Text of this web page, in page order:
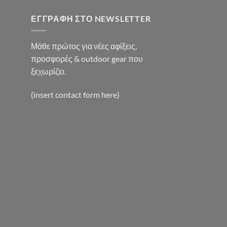
ΕΓΓΡΑΦΉ ΣΤΟ NEWSLETTER
Μάθε πρώτος για νέες αφίξεις,
προσφορές & outdoor gear που
ξεχωρίζει.
(insert contact form here)